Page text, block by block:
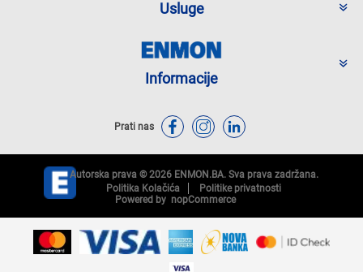
Usluge
Informacije
Prati nas
Autorska prava © 2026 ENMON.BA. Sva prava zadržana.
Politika Kolačića
Politike privatnosti
Powered by nopCommerce